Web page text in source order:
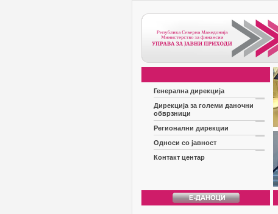
Генерална дирекција
Дирекција за големи даночни
обврзници
Регионални дирекции
Односи со јавност
Контакт центар